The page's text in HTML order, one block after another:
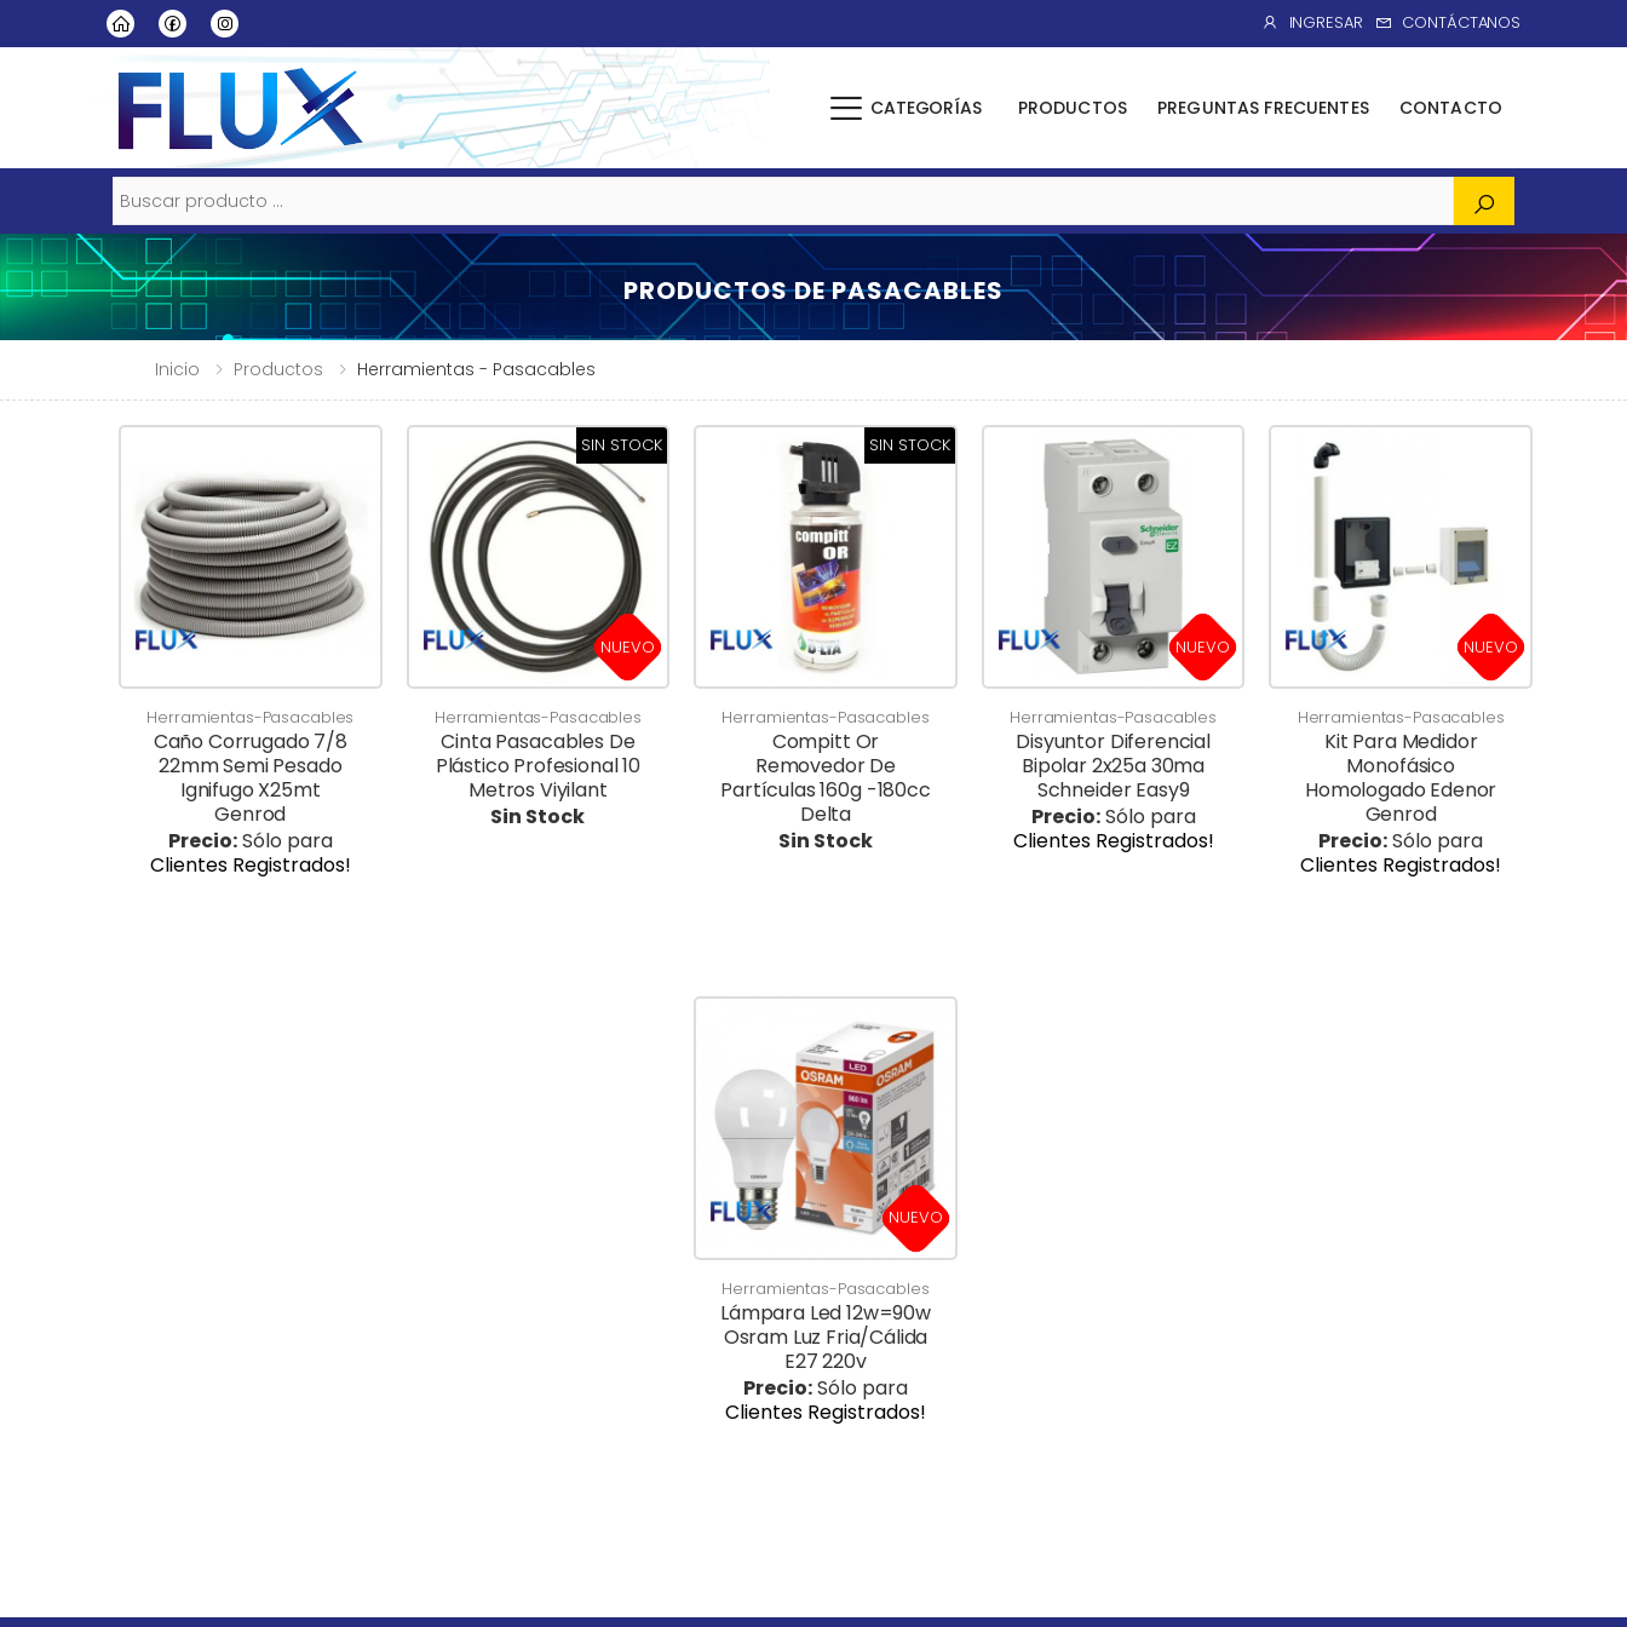
INGRESAR CONTÁCTANOS
CATEGORÍAS PRODUCTOS PREGUNTAS FRECUENTES CONTACTO
Buscar
PRODUCTOS DE PASACABLES
Inicio Productos Herramientas - Pasacables
Herramientas-Pasacables
Caño Corrugado 7/8
22mm Semi Pesado
Ignifugo X25mt
Genrod
Precio:Sólo para
Clientes Registrados!
SIN STOCK
NUEVO
Herramientas-Pasacables
Cinta Pasacables De
Plástico Profesional 10
Metros Viyilant
Sin Stock
SIN STOCK
Herramientas-Pasacables
Compitt Or
Removedor De
Partículas 160g -180cc
Delta
Sin Stock
NUEVO
Herramientas-Pasacables
Disyuntor Diferencial
Bipolar 2x25a 30ma
Schneider Easy9
Precio:Sólo para
Clientes Registrados!
NUEVO
Herramientas-Pasacables
Kit Para Medidor
Monofásico
Homologado Edenor
Genrod
Precio:Sólo para
Clientes Registrados!
NUEVO
Herramientas-Pasacables
Lámpara Led 12w=90w
Osram Luz Fria/Cálida
E27 220v
Precio:Sólo para
Clientes Registrados!